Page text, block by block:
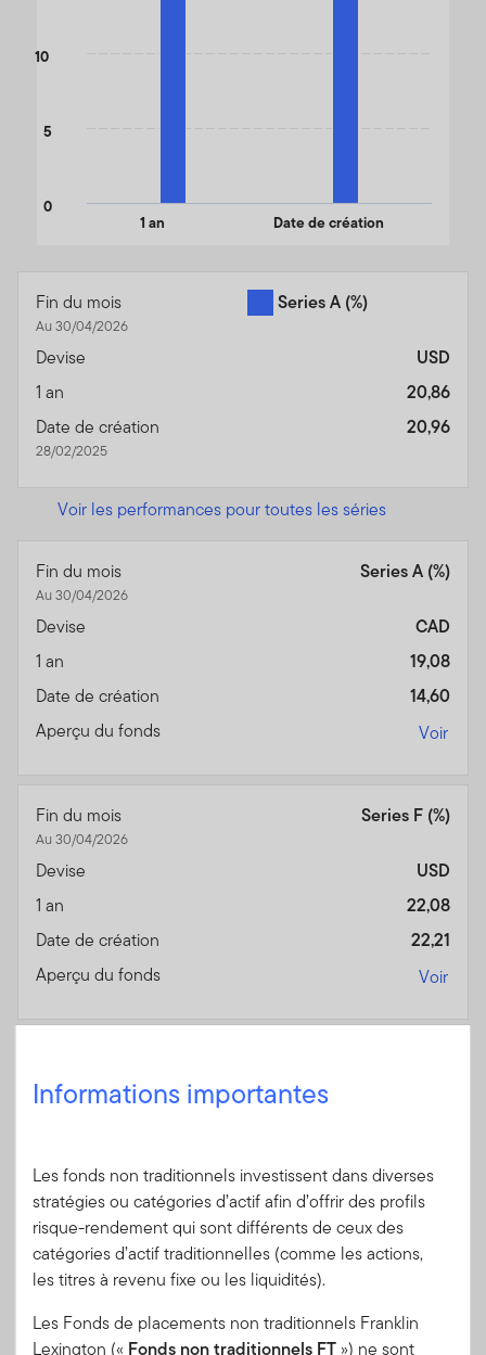
Informations importantes
Les fonds non traditionnels investissent dans diverses
stratégies ou catégories d’actif afin d’offrir des profils
risque-rendement qui sont différents de ceux des
catégories d’actif traditionnelles (comme les actions,
les titres à revenu fixe ou les liquidités).
Les Fonds de placements non traditionnels Franklin
Lexington (« Fonds non traditionnels FT») ne sont
1 an Date de création
0
5
10
Fin du mois
Au 30/04/2026
Series A (%)
Devise
USD
1 an
20,86
Date de création
28/02/2025
20,96
Voir les performances pour toutes les séries
Fin du mois
Au 30/04/2026
Series A (%)
Devise
CAD
1 an
19,08
Date de création
14,60
Aperçu du fonds
Voir
Fin du mois
Au 30/04/2026
Series F (%)
Devise
USD
1 an
22,08
Date de création
22,21
Aperçu du fonds
Voir
Au 30/04/2026
Date de création
15,78
Aperçu du fonds
Au 30/04/2026